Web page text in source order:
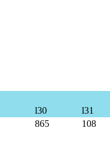
l30
l31
865 108